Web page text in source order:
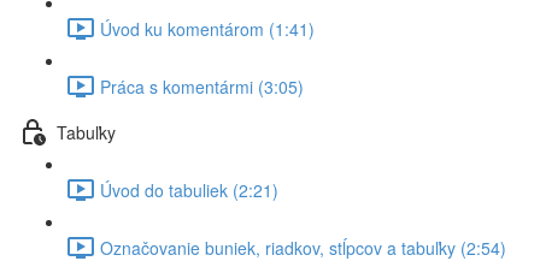
Úvod ku komentárom (1:41)
Práca s komentármi (3:05)
Tabuľky
Úvod do tabuliek (2:21)
Označovanie buniek, riadkov, stĺpcov a tabuľky (2:54)